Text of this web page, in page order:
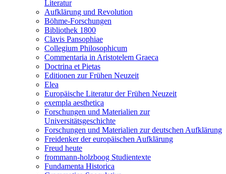
Literatur
Aufklärung und Revolution
Böhme-Forschungen
Bibliothek 1800
Clavis Pansophiae
Collegium Philosophicum
Commentaria in Aristotelem Graeca
Doctrina et Pietas
Editionen zur Frühen Neuzeit
Elea
Europäische Literatur der Frühen Neuzeit
exempla aesthetica
Forschungen und Materialien zur
Universitätsgeschichte
Forschungen und Materialien zur deutschen Aufklärung
Freidenker der europäischen Aufklärung
Freud heute
frommann-holzboog Studientexte
Fundamenta Historica